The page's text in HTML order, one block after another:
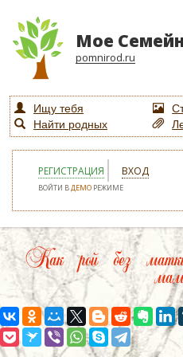
Мое
pomnirod.ru
Ищу тебя
Найти родных
РЕГИСТРАЦИЯ ВХОД
ВОЙТИ ВДЕМО РЕЖИМЕ
Как рой без